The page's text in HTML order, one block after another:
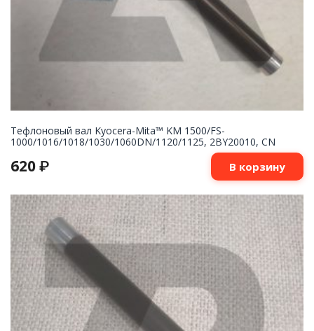
Тефлоновый вал Kyocera-Mita™ KM 1500/FS-
1000/1016/1018/1030/1060DN/1120/1125, 2BY20010, CN
620 ₽ В корзину